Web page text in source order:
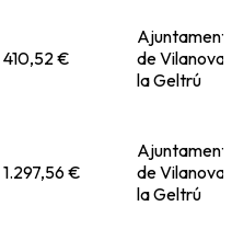
410,52 €
Ajuntament
de Vilanova i
la Geltrú
1.297,56 €
Ajuntament
de Vilanova i
la Geltrú